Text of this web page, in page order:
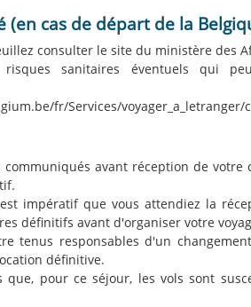
(en cas de départ de la
consulter le site du ministère des
sanitaires éventuels qui
fr/Services/voyager_a_letranger/
communiqués avant réception de votre
impératif que vous attendiez la
définitifs avant d'organiser votre
tenus responsables d'un
définitive.
que, pour ce séjour, les vols sont